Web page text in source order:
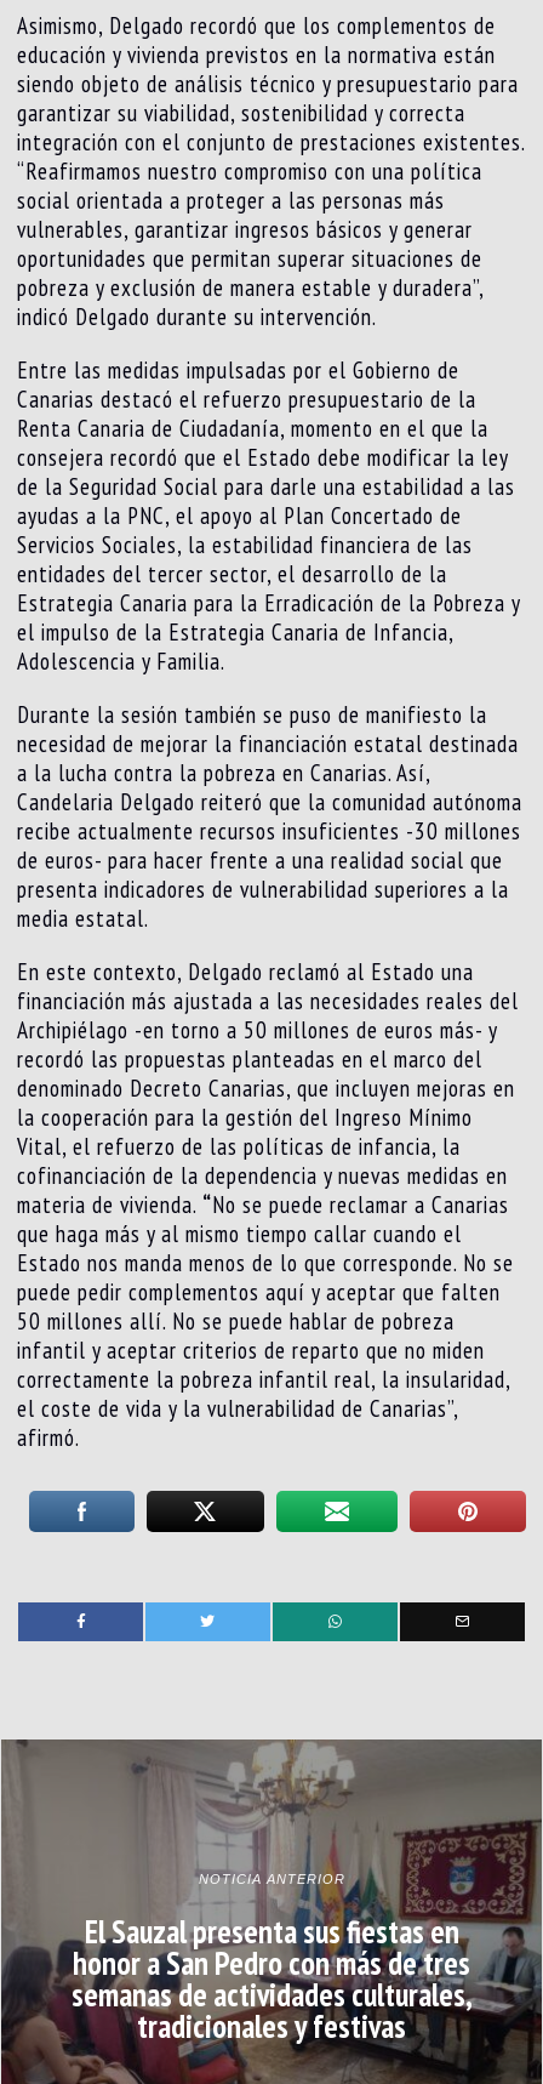
Asimismo, Delgado recordó que los complementos de
educación y vivienda previstos en la normativa están
siendo objeto de análisis técnico y presupuestario para
garantizar su viabilidad, sostenibilidad y correcta
integración con el conjunto de prestaciones existentes.
“Reafirmamos nuestro compromiso con una política
social orientada a proteger a las personas más
vulnerables, garantizar ingresos básicos y generar
oportunidades que permitan superar situaciones de
pobreza y exclusión de manera estable y duradera”,
indicó Delgado durante su intervención.
Entre las medidas impulsadas por el Gobierno de
Canarias destacó el refuerzo presupuestario de la
Renta Canaria de Ciudadanía, momento en el que la
consejera recordó que el Estado debe modificar la ley
de la Seguridad Social para darle una estabilidad a las
ayudas a la PNC, el apoyo al Plan Concertado de
Servicios Sociales, la estabilidad financiera de las
entidades del tercer sector, el desarrollo de la
Estrategia Canaria para la Erradicación de la Pobreza y
el impulso de la Estrategia Canaria de Infancia,
Adolescencia y Familia.
Durante la sesión también se puso de manifiesto la
necesidad de mejorar la financiación estatal destinada
a la lucha contra la pobreza en Canarias. Así,
Candelaria Delgado reiteró que la comunidad autónoma
recibe actualmente recursos insuficientes -30 millones
de euros- para hacer frente a una realidad social que
presenta indicadores de vulnerabilidad superiores a la
media estatal.
En este contexto, Delgado reclamó al Estado una
financiación más ajustada a las necesidades reales del
Archipiélago -en torno a 50 millones de euros más- y
recordó las propuestas planteadas en el marco del
denominado Decreto Canarias, que incluyen mejoras en
la cooperación para la gestión del Ingreso Mínimo
Vital, el refuerzo de las políticas de infancia, la
cofinanciación de la dependencia y nuevas medidas en
materia de vivienda. “No se puede reclamar a Canarias
que haga más y al mismo tiempo callar cuando el
Estado nos manda menos de lo que corresponde. No se
puede pedir complementos aquí y aceptar que falten
50 millones allí. No se puede hablar de pobreza
infantil y aceptar criterios de reparto que no miden
correctamente la pobreza infantil real, la insularidad,
el coste de vida y la vulnerabilidad de Canarias”,
afirmó.
NOTICIA ANTERIOR
El Sauzal presenta sus fiestas en
honor a San Pedro con más de tres
semanas de actividades culturales,
tradicionales y festivas